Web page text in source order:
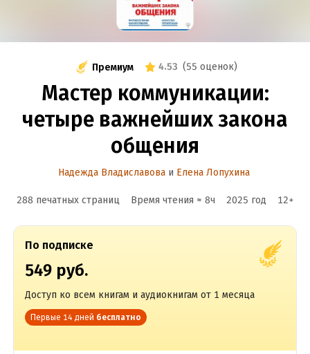
Премиум 4.53 (55 оценок)
Мастер коммуникации:
четыре важнейших закона
общения
Надежда Владиславова и Елена Лопухина
288 печатных страниц Время чтения ≈ 8ч 2025 год 12+
По подписке
549 руб.
Доступ ко всем книгам и аудиокнигам от 1 месяца
Первые 14 дней бесплатно